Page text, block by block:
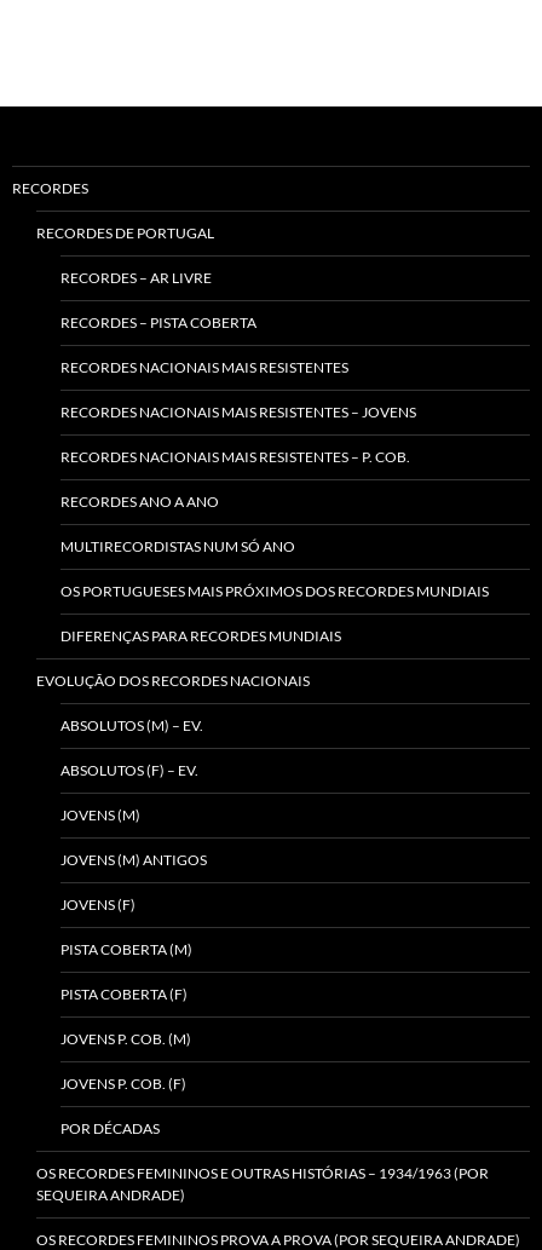
RECORDES
RECORDES DE PORTUGAL
RECORDES – AR LIVRE
RECORDES – PISTA COBERTA
RECORDES NACIONAIS MAIS RESISTENTES
RECORDES NACIONAIS MAIS RESISTENTES – JOVENS
RECORDES NACIONAIS MAIS RESISTENTES – P. COB.
RECORDES ANO A ANO
MULTIRECORDISTAS NUM SÓ ANO
OS PORTUGUESES MAIS PRÓXIMOS DOS RECORDES MUNDIAIS
DIFERENÇAS PARA RECORDES MUNDIAIS
EVOLUÇÃO DOS RECORDES NACIONAIS
ABSOLUTOS (M) – EV.
ABSOLUTOS (F) – EV.
JOVENS (M)
JOVENS (M) ANTIGOS
JOVENS (F)
PISTA COBERTA (M)
PISTA COBERTA (F)
JOVENS P. COB. (M)
JOVENS P. COB. (F)
POR DÉCADAS
OS RECORDES FEMININOS E OUTRAS HISTÓRIAS – 1934/1963 (POR
SEQUEIRA ANDRADE)
OS RECORDES FEMININOS PROVA A PROVA (POR SEQUEIRA ANDRADE)